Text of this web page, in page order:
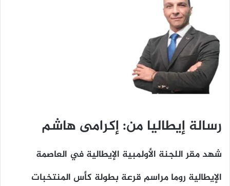
رسالة إيطاليا من: إكرامى هاشم
شهد مقر اللجنة الأولمبية الإيطالية في العاصمة
الإيطالية روما مراسم قرعة بطولة كأس المنتخبات